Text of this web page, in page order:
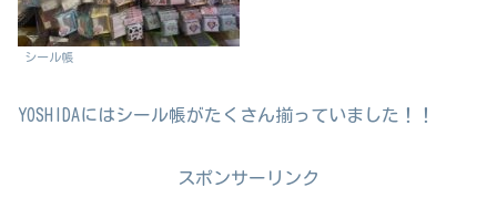
シール帳
YOSHIDAにはシール帳がたくさん揃っていました！！
スポンサーリンク